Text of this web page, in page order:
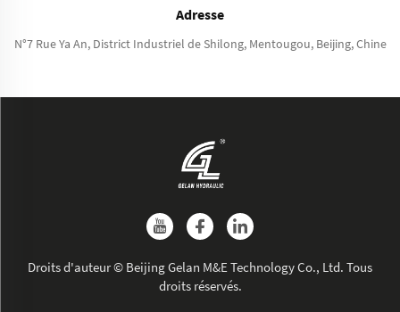
Adresse
N°7 Rue Ya An, District Industriel de Shilong, Mentougou, Beijing, Chine
Droits d'auteur © Beijing Gelan M&E Technology Co., Ltd. Tous
droits réservés.